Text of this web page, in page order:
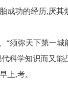
成功的经历,厌
“须弥天下第一
科学知识而又
上,考。